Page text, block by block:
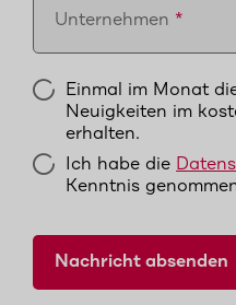
Unternehmen
Einmal im Monat
Neuigkeiten im
erhalten.
Ich habe die
Kenntnis